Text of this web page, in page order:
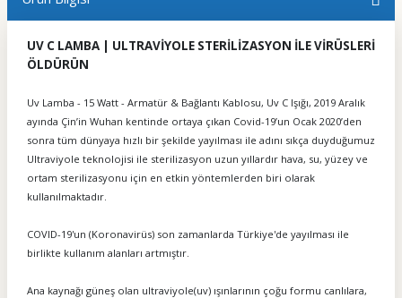
UV C LAMBA | ULTRAVİYOLE STERİLİZASYON İLE VİRÜSLERİ
ÖLDÜRÜN
Uv Lamba - 15 Watt - Armatür & Bağlantı Kablosu, Uv C Işığı, 2019 Aralık
ayında Çin’in Wuhan kentinde ortaya çıkan Covid-19’un Ocak 2020’den
sonra tüm dünyaya hızlı bir şekilde yayılması ile adını sıkça duyduğumuz
Ultraviyole teknolojisi ile sterilizasyon uzun yıllardır hava, su, yüzey ve
ortam sterilizasyonu için en etkin yöntemlerden biri olarak
kullanılmaktadır.
COVID-19'un (Koronavirüs) son zamanlarda Türkiye'de yayılması ile
birlikte kullanım alanları artmıştır.
Ana kaynağı güneş olan ultraviyole(uv) ışınlarının çoğu formu canlılara,